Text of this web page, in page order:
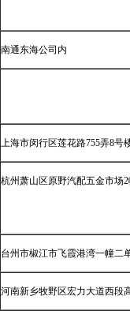
南通东海公司内
上海市闵行区莲花路755弄8号
杭州萧山区原野汽配五金市场2
台州市椒江市飞霞港湾一幢二
河南新乡牧野区宏力大道西段